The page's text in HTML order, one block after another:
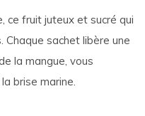
ce fruit juteux et sucré qui
sachet libère une
la mangue, vous
brise marine.